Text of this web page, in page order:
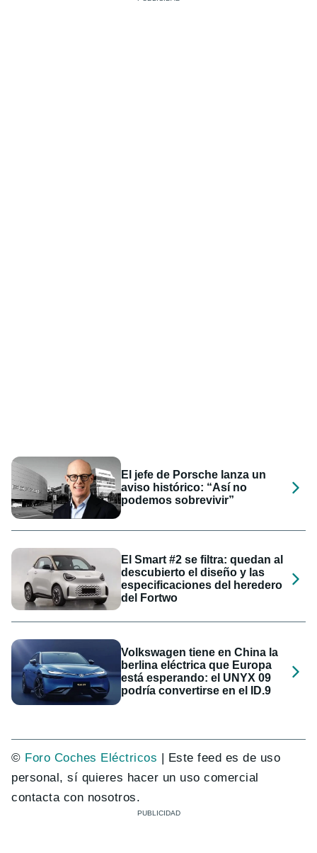
El jefe de Porsche lanza un
aviso histórico: “Así no
podemos sobrevivir”
El Smart #2 se filtra: quedan al
descubierto el diseño y las
especificaciones del heredero
del Fortwo
Volkswagen tiene en China la
berlina eléctrica que Europa
está esperando: el UNYX 09
podría convertirse en el ID.9
© Foro Coches Eléctricos | Este feed es de uso
personal, sí quieres hacer un uso comercial
contacta con nosotros.